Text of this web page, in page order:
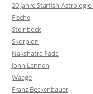
20 Jahre Starfish-Astrologie!
Fische
Steinbock
Skorpion
Nakshatra Pada
John Lennon
Waage
Franz Beckenbauer